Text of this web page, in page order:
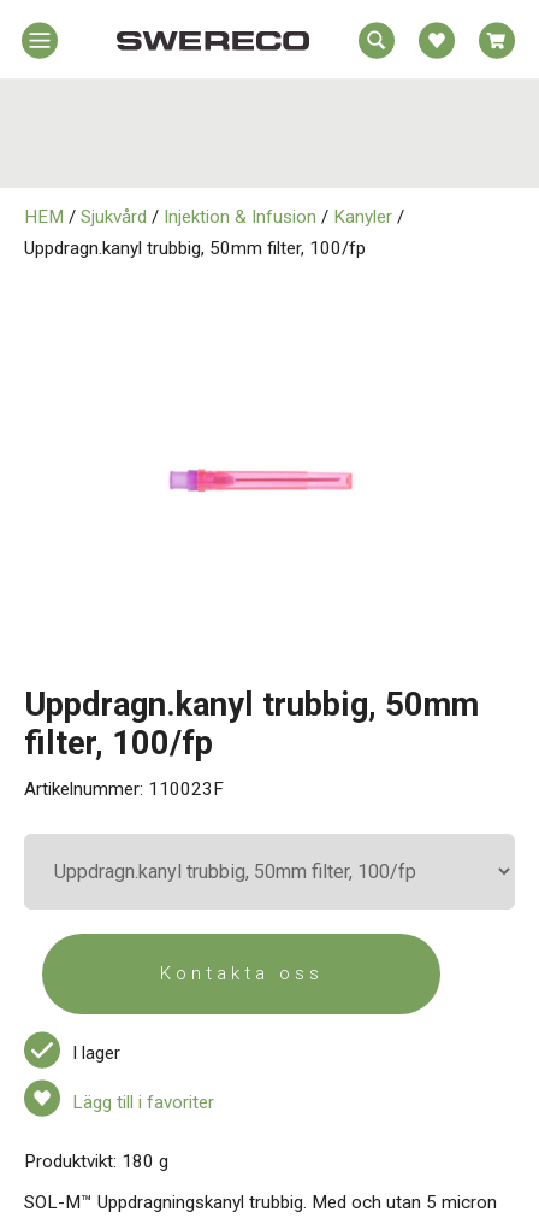
Rörelsehjälpmedel
HEM / Sjukvård / Injektion & Infusion / Kanyler /
Uppdragn.kanyl trubbig, 50mm filter, 100/fp
Uppdragn.kanyl trubbig, 50mm
filter, 100/fp
Artikelnummer: 110023F
Kontakta oss
I lager
Lägg till i favoriter
Produktvikt: 180 g
SOL-M™ Uppdragningskanyl trubbig. Med och utan 5 micron